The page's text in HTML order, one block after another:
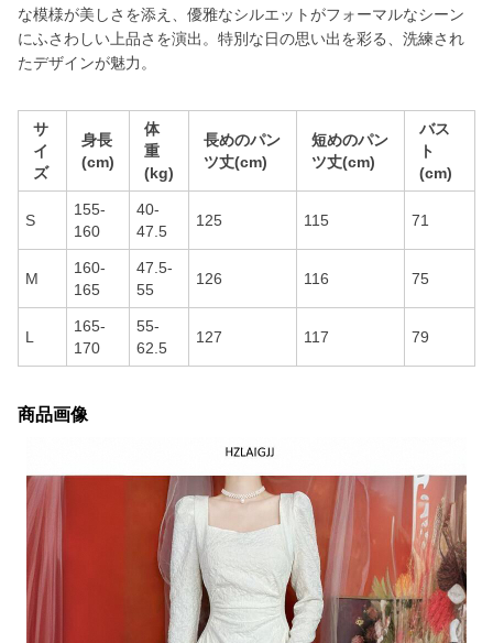
な模様が美しさを添え、優雅なシルエットがフォーマルなシーン
にふさわしい上品さを演出。特別な日の思い出を彩る、洗練され
たデザインが魅力。
サ
イ
ズ
身長
(cm)
体
重
(kg)
長めのパン
ツ丈(cm)
短めのパン
ツ丈(cm)
バス
ト
(cm)
S
155-
160
40-
47.5
125 115 71
M
160-
165
47.5-
55
126 116 75
L
165-
170
55-
62.5
127 117 79
商品画像